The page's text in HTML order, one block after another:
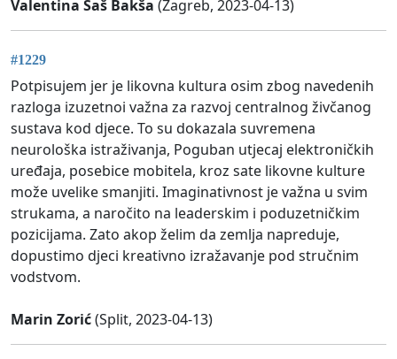
Valentina Šaš Bakša (Zagreb, 2023-04-13)
#1229
Potpisujem jer je likovna kultura osim zbog navedenih
razloga izuzetnoi važna za razvoj centralnog živčanog
sustava kod djece. To su dokazala suvremena
neurološka istraživanja, Poguban utjecaj elektroničkih
uređaja, posebice mobitela, kroz sate likovne kulture
može uvelike smanjiti. Imaginativnost je važna u svim
strukama, a naročito na leaderskim i poduzetničkim
pozicijama. Zato akop želim da zemlja napreduje,
dopustimo djeci kreativno izražavanje pod stručnim
vodstvom.
Marin Zorić(Split, 2023-04-13)